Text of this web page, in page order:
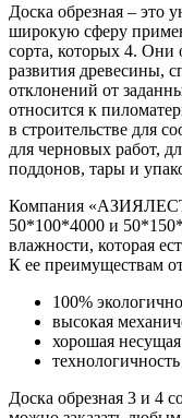
Доска обрезная – это
широкую сферу
сорта, которых 4. Они
развития древесины,
отклонений от
относится к
в строительстве для
для черновых работ,
поддонов, тары и
Компания
50*100*4000 и
влажности, которая
К ее преимуществам
100%
высокая
хорошая
Доска обрезная 3 и 4